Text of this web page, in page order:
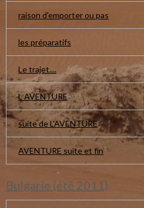
raison d'emporter ou pas
les préparatifs
Le trajet....
L AVENTURE
suite de L'AVENTURE
AVENTURE suite et fin
Bulgarie (été 2011)